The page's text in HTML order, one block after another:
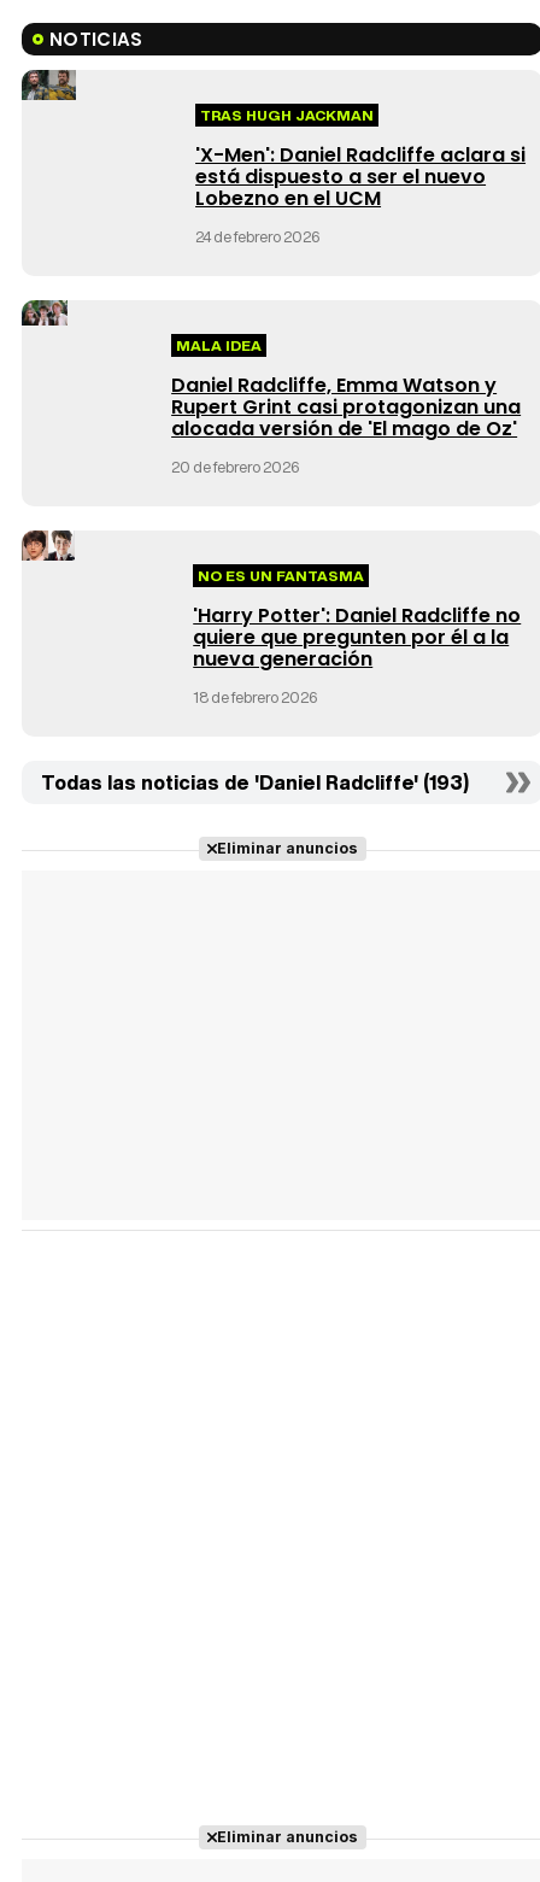
NOTICIAS
TRAS HUGH JACKMAN
'X-Men': Daniel Radcliffe aclara si
está dispuesto a ser el nuevo
Lobezno en el UCM
24 de febrero 2026
MALA IDEA
Daniel Radcliffe, Emma Watson y
Rupert Grint casi protagonizan una
alocada versión de 'El mago de Oz'
20 de febrero 2026
NO ES UN FANTASMA
'Harry Potter': Daniel Radcliffe no
quiere que pregunten por él a la
nueva generación
18 de febrero 2026
Todas las noticias de 'Daniel Radcliffe' (193)
Eliminar anuncios
Eliminar anuncios